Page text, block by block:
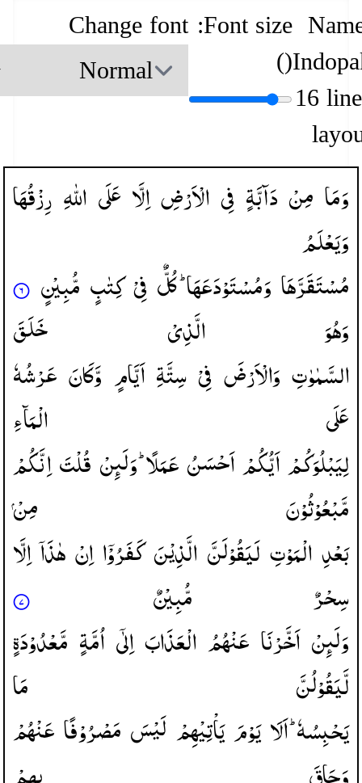
16
Font size:
(
)
Change font
وَمَا مِنْ دَآبَّةٍ فِی الْاَرْضِ اِلَّا عَلَی اللّٰهِ رِزْقُهَا
وَیَعْلَمُ
مُسْتَقَرَّهَا وَمُسْتَوْدَعَهَا ؕكُلٌّ فِیْكِتٰبٍ مُّبِیْنٍ
وَهُوَ
الَّذِیْ
خَلَقَ
السَّمٰوٰتِ وَالْاَرْضَ فِیْ سِتَّةِ اَیَّامٍ وَّكَانَ عَرْشُهٗ
عَلَی
الْمَآءِ
لِیَبْلُوَكُمْاَیُّكُمْاَحْسَنُعَمَلًا ؕوَلَىِٕنْقُلْتَاِنَّكُمْ
مَّبْعُوْثُوْنَ
مِنْ
بَعْدِ الْمَوْتِلَیَقُوْلَنَّ الَّذِیْنَ كَفَرُوْۤا اِنْهٰذَاۤاِلَّا
سِحْرٌ
مُّبِیْنٌ
وَلَىِٕنْ اَخَّرْنَا عَنْهُمُ الْعَذَابَ اِلٰۤی اُمَّةٍ مَّعْدُوْدَةٍ
لَّیَقُوْلُنَّ
مَا
یَحْبِسُهٗ ؕاَلَا یَوْمَیَاْتِیْهِمْلَیْسَ مَصْرُوْفًاعَنْهُمْ